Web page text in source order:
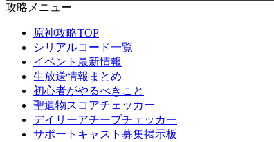
攻略メニュー
原神攻略TOP
シリアルコード一覧
イベント最新情報
生放送情報まとめ
初心者がやるべきこと
聖遺物スコアチェッカー
デイリーアチーブチェッカー
サポートキャスト募集掲示板